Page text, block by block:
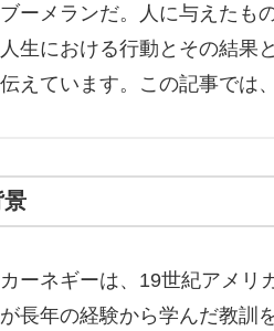
ブーメランだ。人に与えた
生における行動とその結果
えています。この記事では
景
ーネギーは、19世紀アメリ
長年の経験から学んだ教訓